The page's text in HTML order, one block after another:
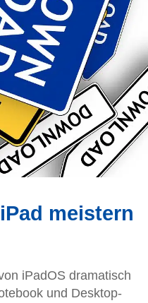
meistern
iPadOS dramatisch
und Desktop-